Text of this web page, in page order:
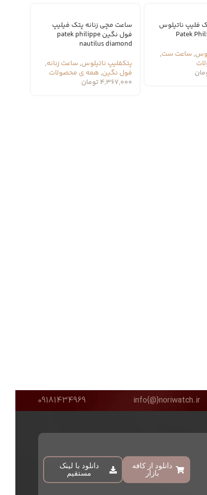
ناتیلوس
Patek
, ساعت ست,
ساعت مچی زنانه پتک فیلیپ
فول نگین patek philippe
nautilus diamond
پتکفلیپ ناتیلوس, ساعت زنانه,
فول نگین, همه ی محصولات
4,367,000تومان
info{@}noriwatch.ir
09181434969
دانلود از کافه
بازار
دانلود با لینک
مستقیم